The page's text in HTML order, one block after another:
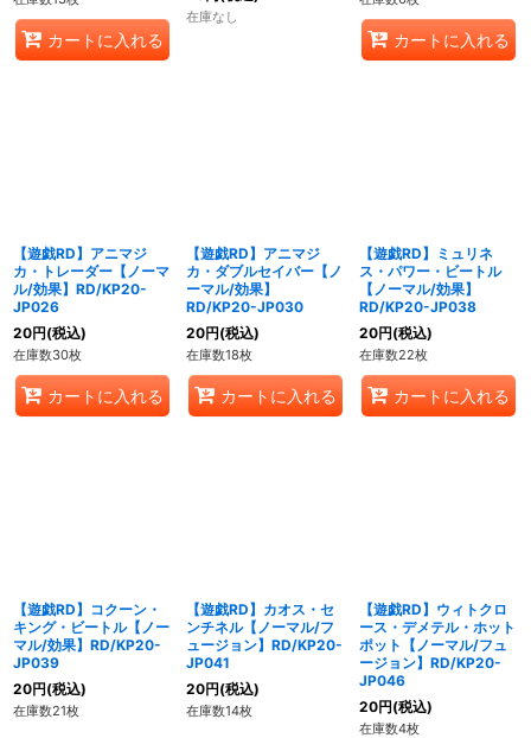
カートに入れる
在庫なし
カートに入れる
【遊戯RD】アニマジ
カ・トレーダー【ノーマ
ル/効果】RD/KP20-
JP026
20円(税込)
在庫数30枚
カートに入れる
【遊戯RD】アニマジ
カ・ダブルセイバー【ノ
ーマル/効果】
RD/KP20-JP030
20円(税込)
在庫数18枚
カートに入れる
【遊戯RD】ミュリネ
ス・パワー・ビートル
【ノーマル/効果】
RD/KP20-JP038
20円(税込)
在庫数22枚
カートに入れる
【遊戯RD】コクーン・
キング・ビートル【ノー
マル/効果】RD/KP20-
JP039
20円(税込)
在庫数21枚
【遊戯RD】カオス・セ
ンチネル【ノーマル/フ
ュージョン】RD/KP20-
JP041
20円(税込)
在庫数14枚
【遊戯RD】ウィトクロ
ース・デメテル・ホット
ポット【ノーマル/フュ
ージョン】RD/KP20-
JP046
20円(税込)
在庫数4枚